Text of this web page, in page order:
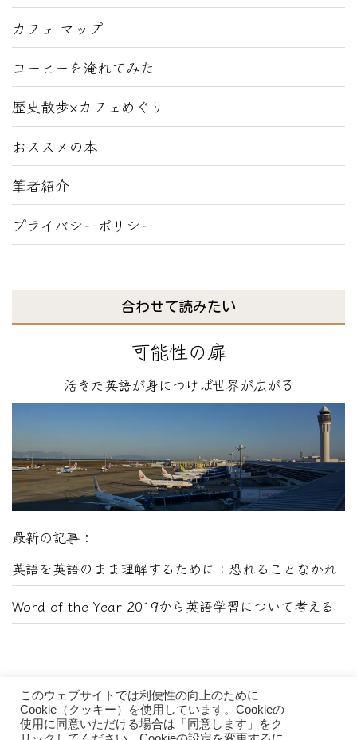
カフェ マップ
コーヒーを淹れてみた
歴史散歩×カフェめぐり
おススメの本
筆者紹介
プライバシーポリシー
合わせて読みたい
可能性の扉
活きた英語が身につけば世界が広がる
最新の記事：
英語を英語のまま理解するために：恐れることなかれ
Word of the Year 2019から英語学習について考える
このウェブサイトでは利便性の向上のために
Cookie（クッキー）を使用しています。Cookieの
使用に同意いただける場合は「同意します」をク